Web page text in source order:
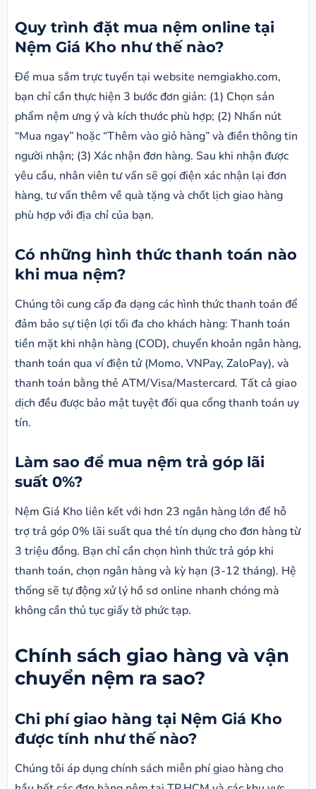
Quy trình đặt mua nệm online tại
Nệm Giá Kho như thế nào?
Để mua sắm trực tuyến tại website nemgiakho.com,
bạn chỉ cần thực hiện 3 bước đơn giản: (1) Chọn sản
phẩm nệm ưng ý và kích thước phù hợp; (2) Nhấn nút
“Mua ngay” hoặc “Thêm vào giỏ hàng” và điền thông tin
người nhận; (3) Xác nhận đơn hàng. Sau khi nhận được
yêu cầu, nhân viên tư vấn sẽ gọi điện xác nhận lại đơn
hàng, tư vấn thêm về quà tặng và chốt lịch giao hàng
phù hợp với địa chỉ của bạn.
Có những hình thức thanh toán nào
khi mua nệm?
Chúng tôi cung cấp đa dạng các hình thức thanh toán để
đảm bảo sự tiện lợi tối đa cho khách hàng: Thanh toán
tiền mặt khi nhận hàng (COD), chuyển khoản ngân hàng,
thanh toán qua ví điện tử (Momo, VNPay, ZaloPay), và
thanh toán bằng thẻ ATM/Visa/Mastercard. Tất cả giao
dịch đều được bảo mật tuyệt đối qua cổng thanh toán uy
tín.
Làm sao để mua nệm trả góp lãi
suất 0%?
Nệm Giá Kho liên kết với hơn 23 ngân hàng lớn để hỗ
trợ trả góp 0% lãi suất qua thẻ tín dụng cho đơn hàng từ
3 triệu đồng. Bạn chỉ cần chọn hình thức trả góp khi
thanh toán, chọn ngân hàng và kỳ hạn (3-12 tháng). Hệ
thống sẽ tự động xử lý hồ sơ online nhanh chóng mà
không cần thủ tục giấy tờ phức tạp.
Chính sách giao hàng và vận
chuyển nệm ra sao?
Chi phí giao hàng tại Nệm Giá Kho
được tính như thế nào?
Chúng tôi áp dụng chính sách miễn phí giao hàng cho